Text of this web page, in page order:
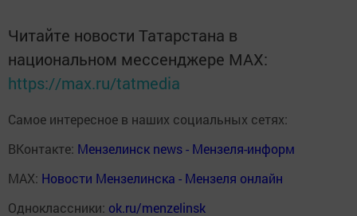
Читайте новости Татарстана в
национальном мессенджере MАХ:
https://max.ru/tatmedia
Самое интересное в наших социальных сетях:
ВКонтакте: Мензелинск news - Мензеля-информ
MAX: Новости Мензелинска - Мензеля онлайн
Одноклассники: ok.ru/menzelinsk